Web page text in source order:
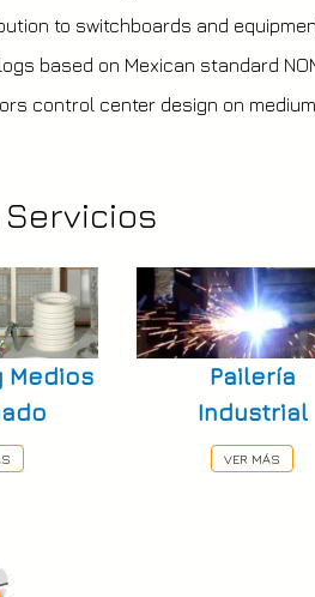
to switchboards and
based on Mexican standard
control center design on
Medios
Pailería
Industrial
VER MÁS